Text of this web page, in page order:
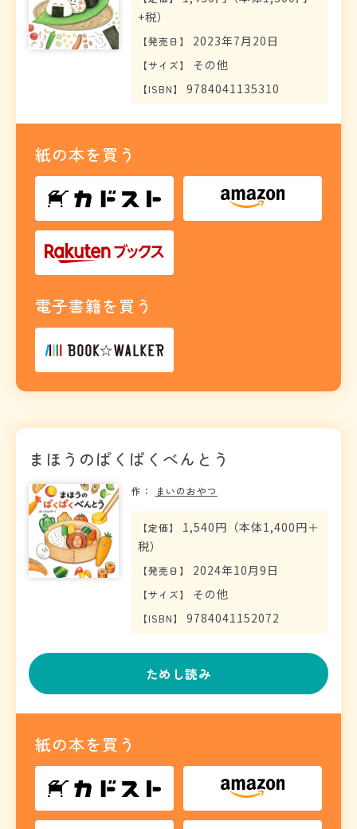
+税）
【発売日 】 2023年7月20日
【サイズ】 その他
【ISBN】 9784041135310
紙の本を買う
電子書籍を買う
まほうのぱくぱくべんとう
作： まいのおやつ
【定価】
1,540円（本体1,400円＋
税）
【発売日 】 2024年10月9日
【サイズ】 その他
【ISBN】 9784041152072
ためし読み
紙の本を買う